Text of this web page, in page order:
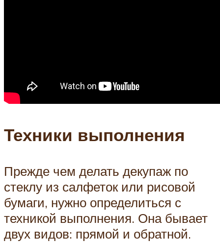
Техники выполнения
Прежде чем делать декупаж по
стеклу из салфеток или рисовой
бумаги, нужно определиться с
техникой выполнения. Она бывает
двух видов: прямой и обратной.